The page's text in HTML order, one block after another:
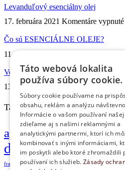
sily!
Levanduľový esenciálny olej
17. februára 2021 Komentáre vypnuté
Čo sú ESENCIÁLNE OLEJE?
11. februára 2021
Veľkoobchodný klub doTERRA!
13. mája 2020
Komentáre vypnuté na
Tagy produktov
aplikator balzam na pery boswelia
doTERRA dotzerra
frankencise gulickovy aplikator jóga
Táto webová lokalita
používa súbory cookie.
Súbory cookie používame na
obsahu, reklám a analýzu
Informácie o vašom používaní
zdieľame aj s našimi reklamnými a
analytickými partnermi, ktorí ich
kombinovať s inými informáciami,
im poskytli alebo ktoré zhromaždili
používaní ich služieb. Zásady